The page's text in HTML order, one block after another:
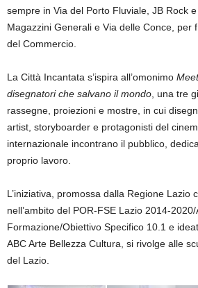
sempre in Via del Porto Fluviale, JB Rock
Magazzini Generali e Via delle Conce, per
del Commercio.
La Città Incantata s’ispira all’omonimo
disegnatori che salvano il mondo , una tre
rassegne, proiezioni e mostre, in cui
artist, storyboarder e protagonisti del
internazionale incontrano il pubblico,
proprio lavoro.
L’iniziativa, promossa dalla Regione Lazio
nell’ambito del POR-FSE Lazio 2014-
Formazione/Obiettivo Specifico 10.1 e
ABC Arte Bellezza Cultura, si rivolge alle
del Lazio.